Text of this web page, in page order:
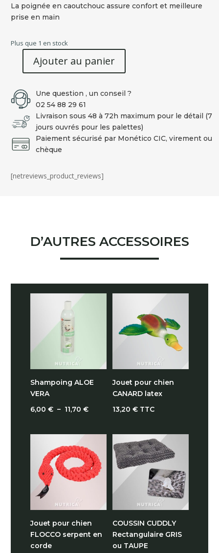
La poignée en caoutchouc assure confort et meilleure
prise en main
Plus que 1 en stock
quantité
BROSSE
massage
PREMIUM
CARE
Ajouter au panier
Une question , un conseil ?
02 54 88 29 61
Livraison sous 48 à 72h maximum pour le détail (7
jours ouvrés pour les palettes)
Paiement sécurisé par Monético CIC, virement ou
chèque
[netreviews_product_reviews]
D’AUTRES ACCESSOIRES
Shampoing ALOE
VERA
6,00€ – 11,70€Plage
prix :
6,00 €
à
11,70 €
Jouet pour chien
CANARD latex
13,20€ TTC
Jouet pour chien
FLOCCO serpent en
corde
COUSSIN CUDDLY
Rectangulaire GRIS
ou TAUPE